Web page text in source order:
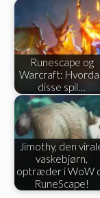
Runescape og
Warcraft:
disse spil…
Jimothy, den
vaskebjørn,
optræder i WoW
RuneScape!